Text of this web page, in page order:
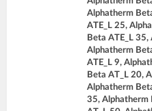
Alphatherm
ATE_L 25,
Beta ATE_L
Alphatherm
ATE_L 9,
Beta AT_L 20,
Alphatherm
35, Alphatherm